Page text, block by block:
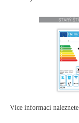
Více informací naleznete